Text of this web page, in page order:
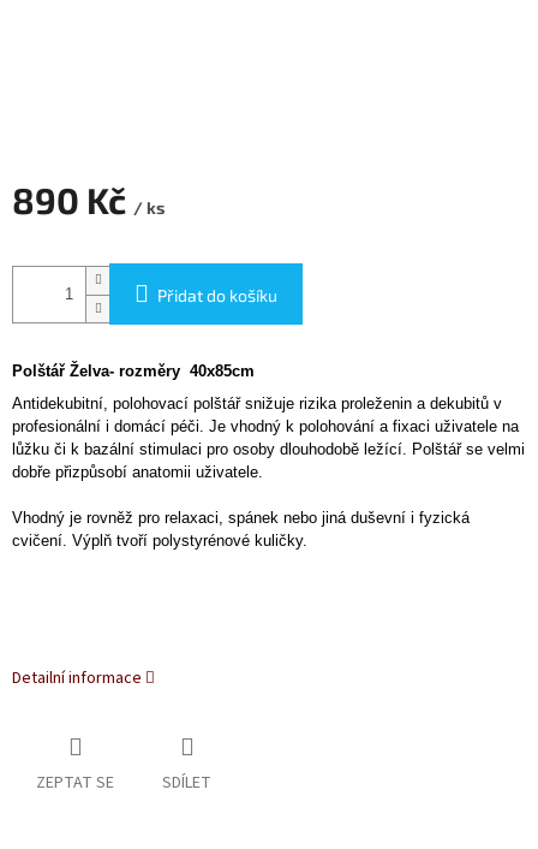
890 Kč / ks
cena:
Přidat do košíku
Polštář Želva- rozměry 40x85cm
Antidekubitní, polohovací polštář snižuje rizika proleženin a dekubitů v
profesionální i domácí péči. Je vhodný k polohování a fixaci uživatele na
lůžku či k bazální stimulaci pro osoby dlouhodobě ležící. Polštář se velmi
dobře přizpůsobí anatomii uživatele.
Vhodný je rovněž pro relaxaci, spánek nebo jiná duševní i fyzická
cvičení. Výplň tvoří polystyrénové kuličky.
Detailní informace
ZEPTAT SE SDÍLET